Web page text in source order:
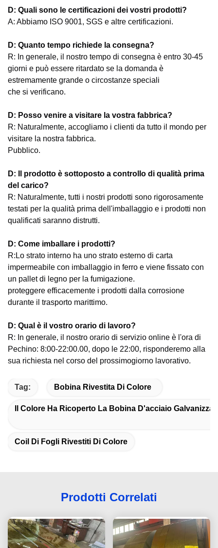
D: Quali sono le certificazioni dei vostri prodotti?
A: Abbiamo ISO 9001, SGS e altre certificazioni.
D: Quanto tempo richiede la consegna?
R: In generale, il nostro tempo di consegna è entro 30-45
giorni e può essere ritardato se la domanda è
estremamente grande o circostanze speciali
che si verificano.
D: Posso venire a visitare la vostra fabbrica?
R: Naturalmente, accogliamo i clienti da tutto il mondo per
visitare la nostra fabbrica.
Pubblico.
D: Il prodotto è sottoposto a controllo di qualità prima
del carico?
R: Naturalmente, tutti i nostri prodotti sono rigorosamente
testati per la qualità prima dell'imballaggio e i prodotti non
qualificati saranno distrutti.
D: Come imballare i prodotti?
R:Lo strato interno ha uno strato esterno di carta
impermeabile con imballaggio in ferro e viene fissato con
un pallet di legno per la fumigazione.
proteggere efficacemente i prodotti dalla corrosione
durante il trasporto marittimo.
D: Qual è il vostro orario di lavoro?
R: In generale, il nostro orario di servizio online è l'ora di
Pechino: 8:00-22:00.00, dopo le 22:00, risponderemo alla
sua richiesta nel corso del prossimogiorno lavorativo.
Tag: Bobina Rivestita Di Colore
Il Colore Ha Ricoperto La Bobina D'acciaio
Coil Di Fogli Rivestiti Di Colore
Prodotti Correlati